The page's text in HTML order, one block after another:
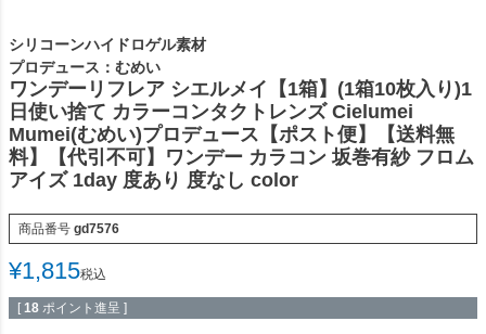
シリコーンハイドロゲル素材
プロデュース：むめい
ワンデーリフレア シエルメイ【1箱】(1箱10枚入り)1
日使い捨て カラーコンタクトレンズ Cielumei
Mumei(むめい)プロデュース【ポスト便】【送料無
料】【代引不可】ワンデー カラコン 坂巻有紗 フロム
アイズ 1day 度あり 度なし color
商品番号 gd7576
¥1,815税込
[ 18 ポイント進呈 ]